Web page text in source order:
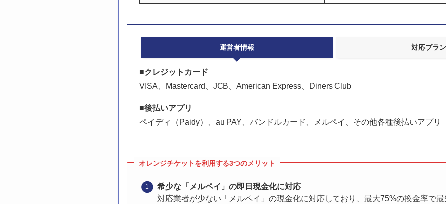
運営者情報 対応ブラ
■クレジットカード
VISA、Mastercard、JCB、American Express、Diners Club
■後払いアプリ
ペイディ（Paidy）、au PAY、バンドルカード、メルペイ、その他各種後払いアプリ
オレンジチケットを利用する3つのメリット
希少な「メルペイ」の即日現金化に対応
対応業者が少ない「メルペイ」の現金化に対応しており、最大75%の換金率で